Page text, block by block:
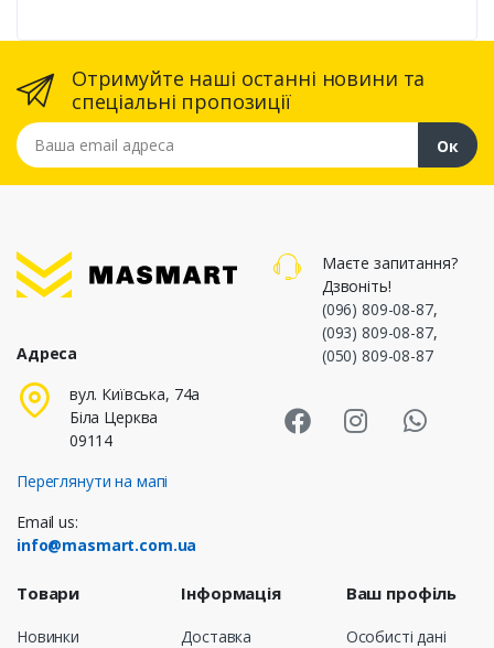
Отримуйте наші останні новини та
спеціальні пропозиції
Ваша email адреса
Ок
Адреса
вул. Київська, 74а
Біла Церква
09114
Переглянути на мапі
Email us:
info@masmart.com.ua
Маєте запитання?
Дзвоніть!
(096) 809-08-87,
(093) 809-08-87,
(050) 809-08-87
Товари
Новинки
Інформація
Доставка
Ваш профіль
Особисті дані